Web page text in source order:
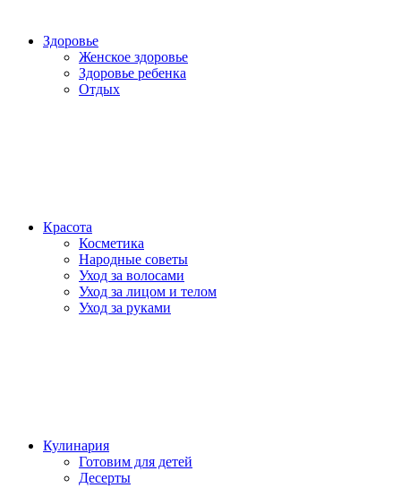
Здоровье
Женское здоровье
Здоровье ребенка
Отдых
Красота
Косметика
Народные советы
Уход за волосами
Уход за лицом и телом
Уход за руками
Кулинария
Готовим для детей
Десерты